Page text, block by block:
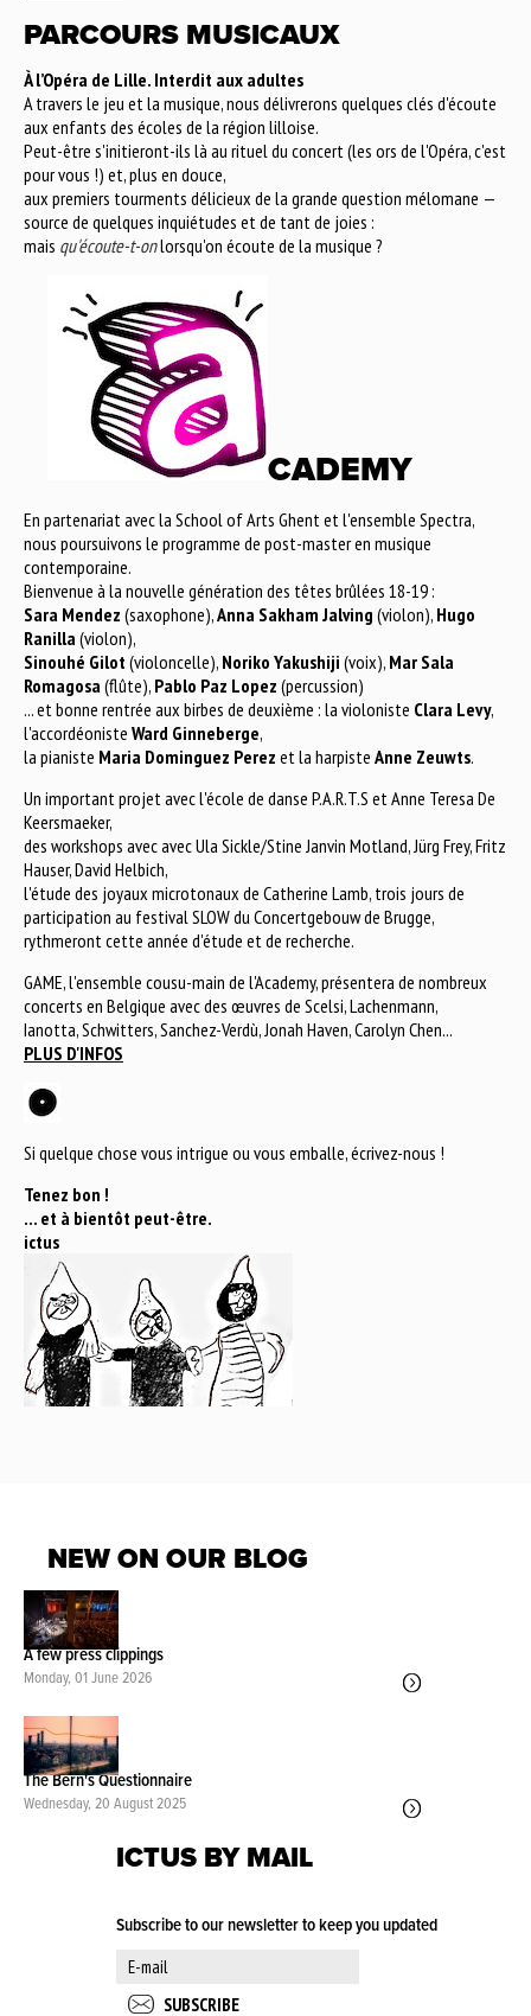
PARCOURS MUSICAUX
À l’Opéra de Lille. Interdit aux adultes
A travers le jeu et la musique, nous délivrerons quelques clés d'écoute
aux enfants des écoles de la région lilloise.
Peut-être s'initieront-ils là au rituel du concert (les ors de l'Opéra, c'est
pour vous !) et, plus en douce,
aux premiers tourments délicieux de la grande question mélomane —
source de quelques inquiétudes et de tant de joies :
mais qu'écoute-t-onlorsqu'on écoute de la musique ?
CADEMY
En partenariat avec la School of Arts Ghent et l'ensemble Spectra,
nous poursuivons le programme de post-master en musique
contemporaine.
Bienvenue à la nouvelle génération des têtes brûlées 18-19 :
Sara Mendez (saxophone),Anna Sakham Jalving (violon), Hugo
Ranilla (violon),
Sinouhé Gilot (violoncelle), Noriko Yakushiji (voix), Mar Sala
Romagosa (flûte), Pablo Paz Lopez (percussion)
... et bonne rentrée aux birbes de deuxième : la violoniste Clara Levy,
l'accordéoniste Ward Ginneberge,
la pianiste Maria Dominguez Perez et la harpiste Anne Zeuwts.
Un important projet avec l'école de danse P.A.R.T.S et Anne Teresa De
Keersmaeker,
des workshops avec avec Ula Sickle/Stine Janvin Motland, Jürg Frey, Fritz
Hauser, David Helbich,
l'étude des joyaux microtonaux de Catherine Lamb, trois jours de
participation au festival SLOW du Concertgebouw de Brugge,
rythmeront cette année d'étude et de recherche.
GAME, l'ensemble cousu-main de l'Academy, présentera de nombreux
concerts en Belgique avec des œuvres de Scelsi, Lachenmann,
Ianotta, Schwitters, Sanchez-Verdù, Jonah Haven, Carolyn Chen...
PLUS D'INFOS
Si quelque chose vous intrigue ou vous emballe, écrivez-nous !
Tenez bon !
... et à bientôt peut-être.
ictus
NEW ON OUR BLOG
A few press clippings
Monday, 01 June 2026
The Bern's Questionnaire
Wednesday, 20 August 2025
ICTUS BY MAIL
Subscribe to our newsletter to keep you updated